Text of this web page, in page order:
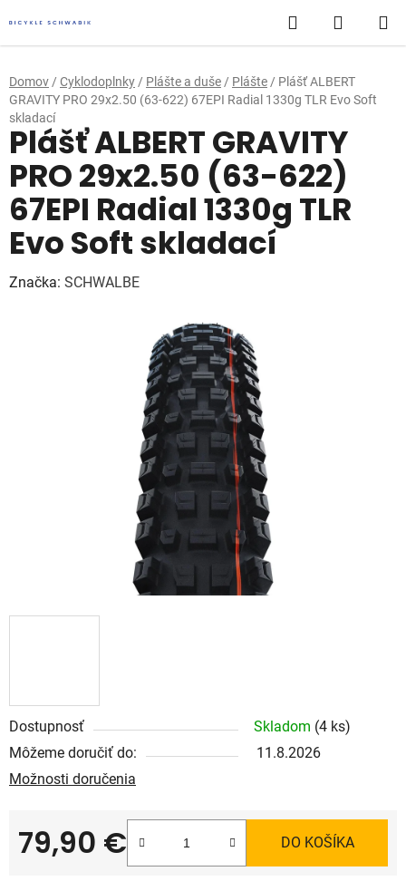
na
obsah
Hľadať
KOŠÍK
Domov / Cyklodoplnky / Plášte a duše / Plášte / Plášť ALBERT
GRAVITY PRO 29x2.50 (63-622) 67EPI Radial 1330g TLR Evo Soft
skladací
Dostupnosť Skladom (4 ks)
Môžeme doručiť do:
11.8.2026
Možnosti doručenia
79,90 €
Jednotková cena:
DO KOŠÍKA
Plášť ALBERT GRAVITY
PRO 29x2.50 (63-622)
67EPI Radial 1330g TLR
Evo Soft skladací
Značka: SCHWALBE